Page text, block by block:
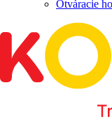
Otváracie